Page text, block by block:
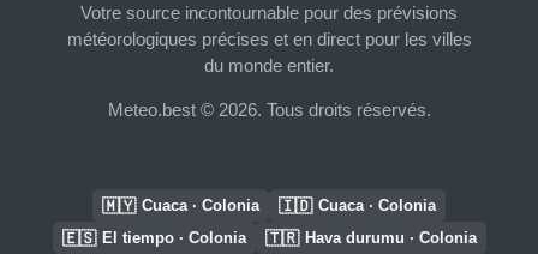
Votre source incontournable pour des prévisions
météorologiques précises et en direct pour les villes
du monde entier.
Meteo.best © 2026. Tous droits réservés.
🇲🇾 Cuaca · Colonia 🇮🇩 Cuaca · Colonia
🇪🇸 El tiempo · Colonia 🇹🇷 Hava durumu · Colonia